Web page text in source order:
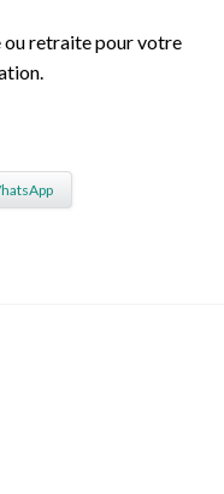
ou retraite pour votre